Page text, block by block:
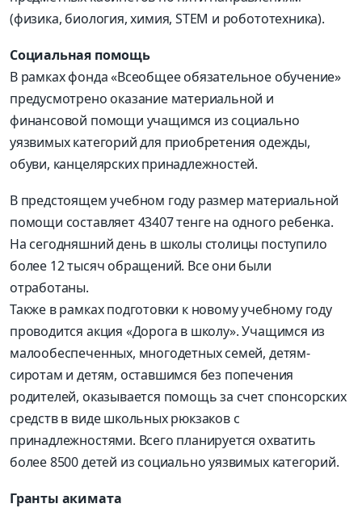
(физика, биология, химия, STEM и робототехника).
Социальная помощь
В рамках фонда «Всеобщее обязательное обучение»
предусмотрено оказание материальной и
финансовой помощи учащимся из социально
уязвимых категорий для приобретения одежды,
обуви, канцелярских принадлежностей.
В предстоящем учебном году размер материальной
помощи составляет 43407 тенге на одного ребенка.
На сегодняшний день в школы столицы поступило
более 12 тысяч обращений. Все они были
отработаны.
Также в рамках подготовки к новому учебному году
проводится акция «Дорога в школу». Учащимся из
малообеспеченных, многодетных семей, детям-
сиротам и детям, оставшимся без попечения
родителей, оказывается помощь за счет спонсорских
средств в виде школьных рюкзаков с
принадлежностями. Всего планируется охватить
более 8500 детей из социально уязвимых категорий.
Гранты акимата